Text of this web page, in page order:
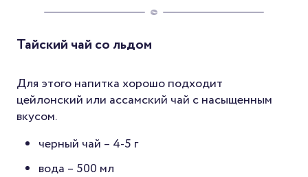
Тайский чай со льдом
Для этого напитка хорошо подходит
цейлонский или ассамский чай с насыщенным
вкусом.
черный чай – 4-5 г
вода – 500 мл